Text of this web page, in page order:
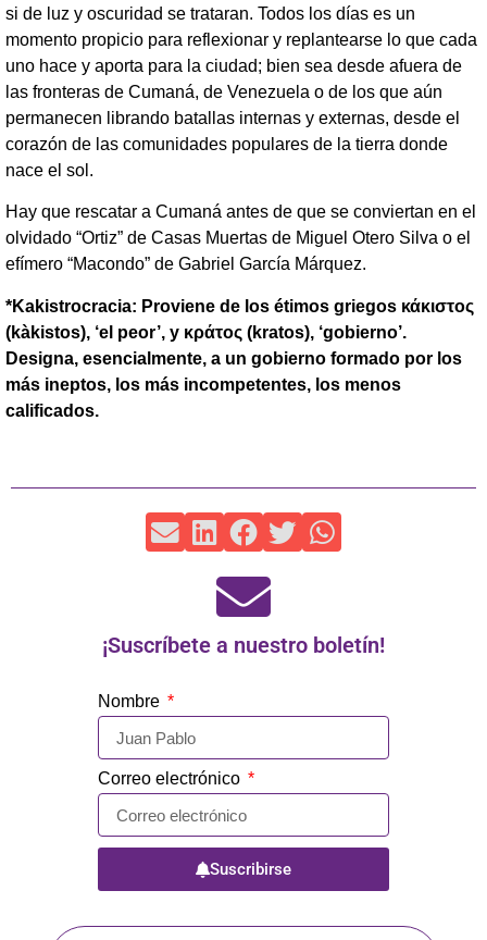
si de luz y oscuridad se trataran. Todos los días es un
momento propicio para reflexionar y replantearse lo que cada
uno hace y aporta para la ciudad; bien sea desde afuera de
las fronteras de Cumaná, de Venezuela o de los que aún
permanecen librando batallas internas y externas, desde el
corazón de las comunidades populares de la tierra donde
nace el sol.
Hay que rescatar a Cumaná antes de que se conviertan en el
olvidado “Ortiz” de Casas Muertas de Miguel Otero Silva o el
efímero “Macondo” de Gabriel García Márquez.
*Kakistrocracia: Proviene de los étimos griegos κάκιστος
(kàkistos), ‘el peor’, y κράτος (kratos), ‘gobierno’.
Designa, esencialmente, a un gobierno formado por los
más ineptos, los más incompetentes, los menos
calificados.
¡Suscríbete a nuestro boletín!
Nombre
Correo electrónico
Suscribirse